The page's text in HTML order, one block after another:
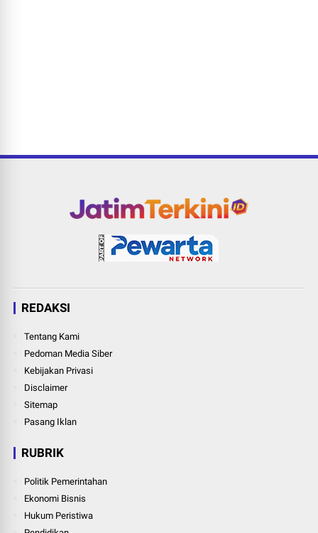
REDAKSI
Tentang Kami
Pedoman Media Siber
Kebijakan Privasi
Disclaimer
Sitemap
Pasang Iklan
RUBRIK
Politik Pemerintahan
Ekonomi Bisnis
Hukum Peristiwa